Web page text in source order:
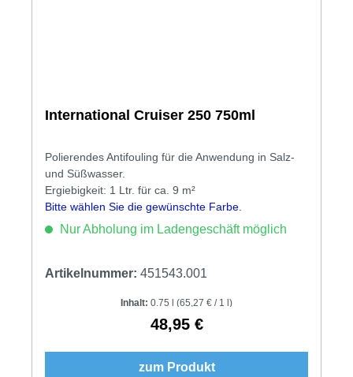
International Cruiser 250 750ml
Polierendes Antifouling für die Anwendung in Salz­
und Süßwasser.
Ergiebigkeit: 1 Ltr. für ca. 9 m²
Bitte wählen Sie die gewünschte Farbe.
Nur Abholung im Ladengeschäft möglich
Artikelnummer: 451543.001
Inhalt: 0.75 l (65,27 € / 1 l)
Regulärer Preis:
48,95 €
zum Produkt